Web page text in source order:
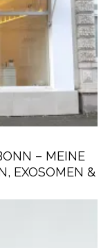
– MEINE
EXOSOMEN &